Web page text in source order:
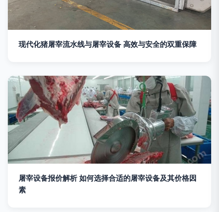
现代化猪屠宰流水线与屠宰设备 高效与安全的双重保障
屠宰设备报价解析 如何选择合适的屠宰设备及其价格因
素